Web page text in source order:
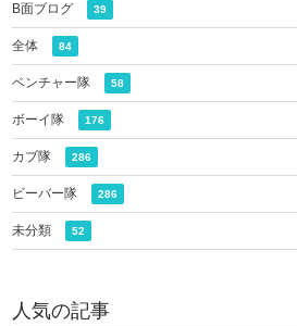
B面ブログ 39
全体 84
ベンチャー隊 58
ボーイ隊 176
カブ隊 286
ビーバー隊 286
未分類 52
人気の記事